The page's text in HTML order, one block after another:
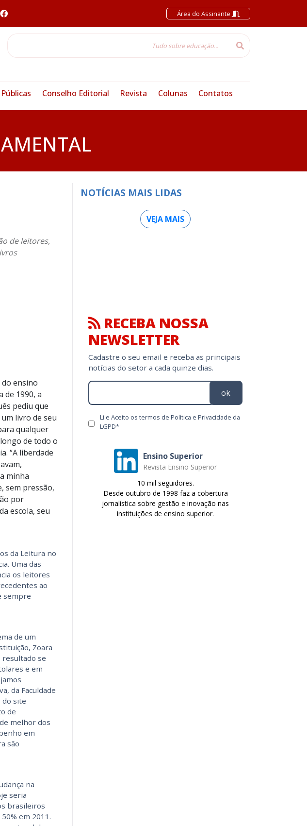
Área do Assinante
Conselho Editorial Revista Colunas Contatos
de leitores,
do ensino
de 1990, a
pediu que
livro de seu
qualquer
de todo o
“A liberdade
minha
sem pressão,
por
escola, seu
da Leitura no
Uma das
os leitores
ao
sempre
de um
Zoara
resultado se
e em
da Faculdade
do site
de
melhor dos
em
são
na
seria
brasileiros
em 2011.
NOTÍCIAS MAIS LIDAS
VEJA MAIS
RECEBA NOSSA
NEWSLETTER
Cadastre o seu email e receba as principais
notícias do setor a cada quinze dias.
ok
Li e Aceito os termos de Política e Privacidade da
LGPD*
Ensino Superior
Revista Ensino Superior
10 mil seguidores.
Desde outubro de 1998 faz a cobertura
jornalística sobre gestão e inovação nas
instituições de ensino superior.